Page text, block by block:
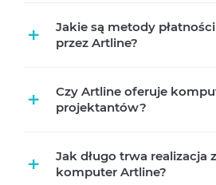
+
Jakie są metody
przez Artline?
+
Czy Artline oferuje
projektantów?
+
Jak długo trwa realizacja
komputer Artline?